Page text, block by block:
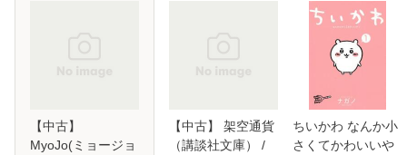
【中古】
MyoJo(ミョージョ
【中古】 架空通貨
（講談社文庫） /
ちいかわ なんか小
さくてかわいいや